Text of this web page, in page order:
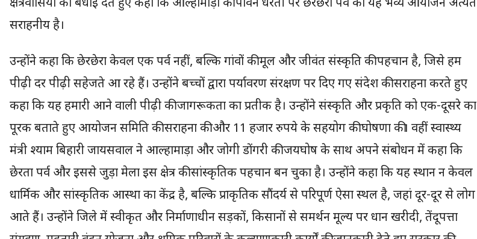
क्षेत्रवासियों को बधाई देते हुए कहा कि आल्हामाड़ा की पावन धरती पर छेरछेरा पर्व का यह भव्य आयोजन अत्यंत
सराहनीय है।
उन्होंने कहा कि छेरछेरा केवल एक पर्व नहीं, बल्कि गांवों की मूल और जीवंत संस्कृति की पहचान है, जिसे हम
पीढ़ी दर पीढ़ी सहेजते आ रहे हैं। उन्होंने बच्चों द्वारा पर्यावरण संरक्षण पर दिए गए संदेश की सराहना करते हुए
कहा कि यह हमारी आने वाली पीढ़ी की जागरूकता का प्रतीक है। उन्होंने संस्कृति और प्रकृति को एक-दूसरे का
पूरक बताते हुए आयोजन समिति की सराहना की और 11 हजार रुपये के सहयोग की घोषणा की। वहीं स्वास्थ्य
मंत्री श्याम बिहारी जायसवाल ने आल्हामाड़ा और जोगी डोंगरी की जयघोष के साथ अपने संबोधन में कहा कि
छेरता पर्व और इससे जुड़ा मेला इस क्षेत्र की सांस्कृतिक पहचान बन चुका है। उन्होंने कहा कि यह स्थान न केवल
धार्मिक और सांस्कृतिक आस्था का केंद्र है, बल्कि प्राकृतिक सौंदर्य से परिपूर्ण ऐसा स्थल है, जहां दूर-दूर से लोग
आते हैं। उन्होंने जिले में स्वीकृत और निर्माणाधीन सड़कों, किसानों से समर्थन मूल्य पर धान खरीदी, तेंदूपत्ता